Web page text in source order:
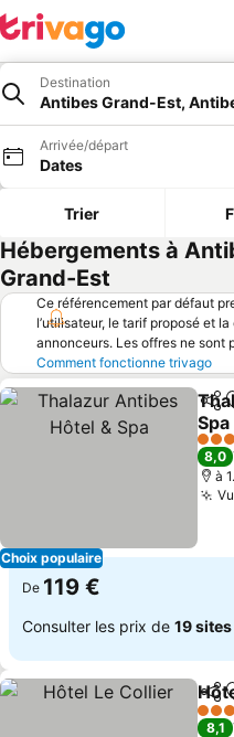
Destination
Antibes Grand-Est,
Arrivée/départ
Dates
Trier
Hébergements à
Grand-Est
Ce référencement par défaut
l’utilisateur, le tarif proposé et
annonceurs. Les offres ne sont
Comment fonctionne trivago
Choix populaire
Spa
4
8,0
à
De 119 €
Consulter les prix de 19 sites
3
8,1